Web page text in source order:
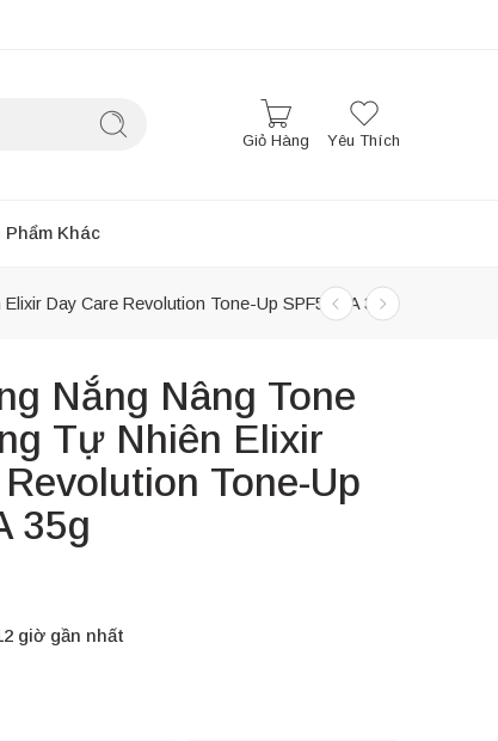
Giỏ Hàng Yêu Thích
Phẩm Khác
Day Care Revolution Tone-Up SPF50 PA 35g
Nắng Nâng Tone
Tự Nhiên Elixir
Tone-Up
35g
giờ gần nhất